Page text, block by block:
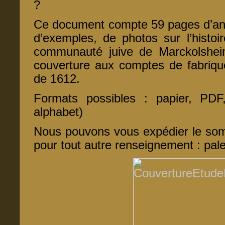
?
Ce document compte 59 pages
d’exemples, de photos sur
communauté juive de
couverture aux comptes de
de 1612.
Formats possibles : papier,
alphabet)
Nous pouvons vous expédier le
pour tout autre renseignement :